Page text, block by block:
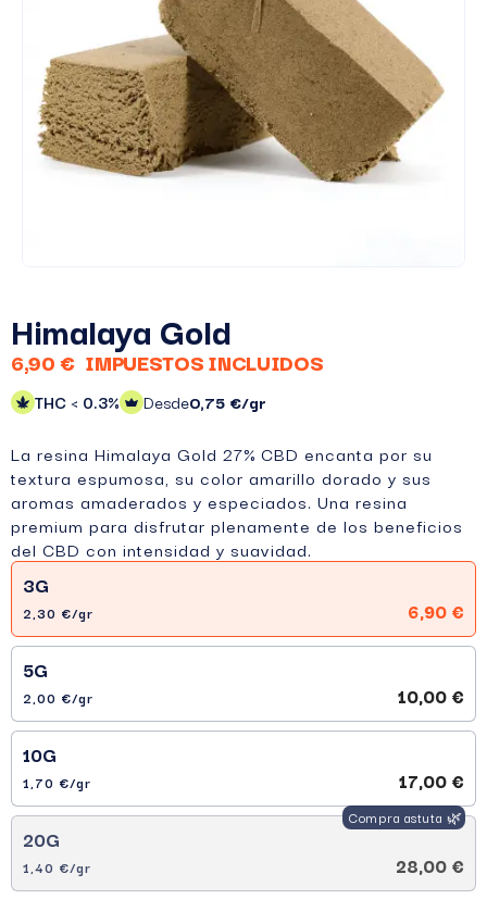
Himalaya Gold
6,90 € IMPUESTOS INCLUIDOS
THC < 0.3% Desde0,75 €/gr
La resina Himalaya Gold 27% CBD encanta por su
textura espumosa, su color amarillo dorado y sus
aromas amaderados y especiados. Una resina
premium para disfrutar plenamente de los beneficios
del CBD con intensidad y suavidad.
3G
2,30 €/gr 6,90 €
5G
2,00 €/gr 10,00 €
10G
1,70 €/gr 17,00 €
20G
1,40 €/gr 28,00 €